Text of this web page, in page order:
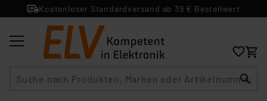
Kostenloser Standardversand ab 39 € Bestellwert